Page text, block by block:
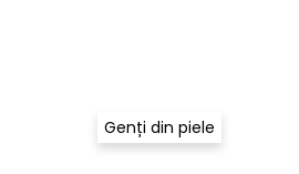
Genți din piele